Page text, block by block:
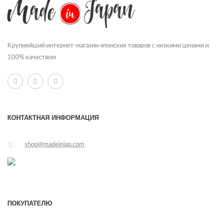
Крупнейший интернет-магазин японских товаров с низкими ценами и
100% качеством
КОНТАКТНАЯ ИНФОРМАЦИЯ
shop@madeinjap.com
ПОКУПАТЕЛЮ